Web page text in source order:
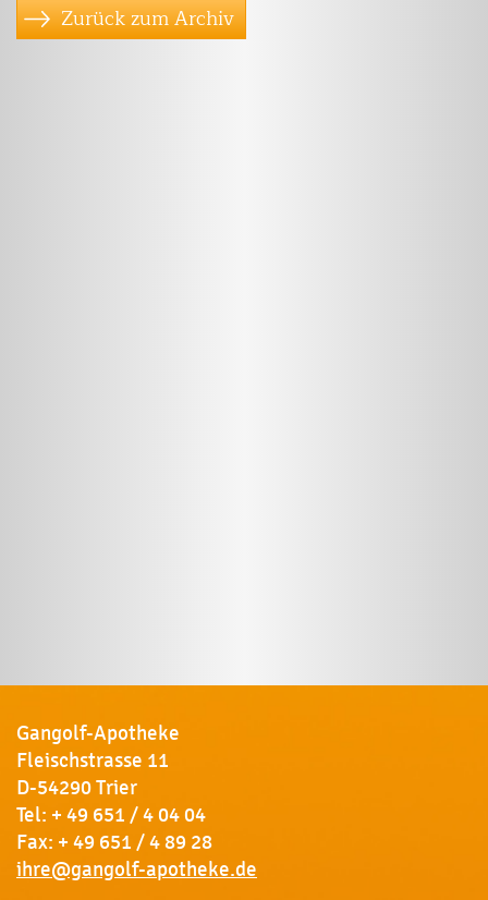
Zurück zum Archiv
Gangolf-Apotheke
Fleischstrasse 11
D-54290 Trier
Tel: + 49 651 / 4 04 04
Fax: + 49 651 / 4 89 28
ihre@gangolf-apotheke.de